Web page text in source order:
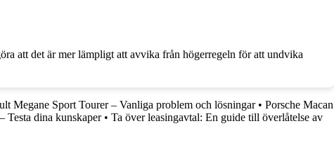
att det är mer lämpligt att avvika från högerregeln för att undvika
Megane Sport Tourer – Vanliga problem och lösningar• Porsche Macan
dina kunskaper• Ta över leasingavtal: En guide till överlåtelse av